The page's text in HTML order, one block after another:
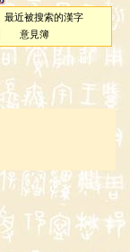
最近被搜索的漢字
意見簿